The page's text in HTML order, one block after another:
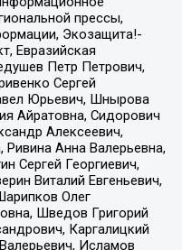
прессы,
Экозащита!-
Евразийская
Петр Петрович,
Сергей
Юрьевич, Шнырова
Айратовна, Сидорович
Алексеевич,
Ривина Анна Валерьевна,
Сергей Георгиевич,
Виталий Евгеньевич,
Олег
Шведов Григорий
Каргалицкий
Исламов